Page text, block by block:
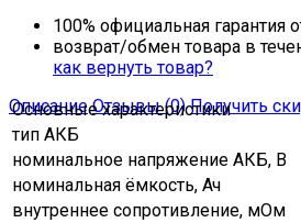
100% официальная гарантия
возврат/обмен товара в
как вернуть товар?
Описание Отзывы (0) Получить
Основные характеристики
тип АКБ
номинальное напряжение АКБ, В
номинальная ёмкость, Ач
внутреннее сопротивление, мОм